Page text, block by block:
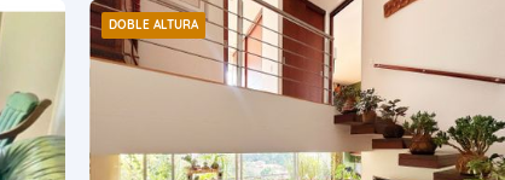
DOBLE ALTURA